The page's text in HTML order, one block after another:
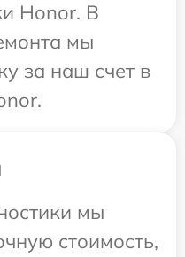
Honor. В
мы
за наш счет в
мы
стоимость,